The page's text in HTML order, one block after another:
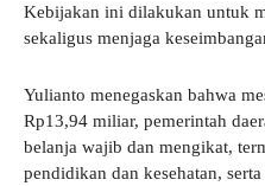
Kebijakan ini dilakukan untuk
sekaligus menjaga
Yulianto menegaskan bahwa
Rp13,94 miliar, pemerintah
belanja wajib dan mengikat,
pendidikan dan kesehatan,